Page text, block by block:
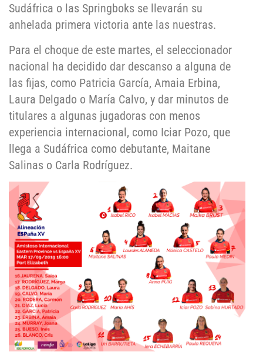
Sudáfrica o las Springboks se llevarán su
anhelada primera victoria ante las nuestras.
Para el choque de este martes, el seleccionador
nacional ha decidido dar descanso a alguna de
las fijas, como Patricia García, Amaia Erbina,
Laura Delgado o María Calvo, y dar minutos de
titulares a algunas jugadoras con menos
experiencia internacional, como Iciar Pozo, que
llega a Sudáfrica como debutante, Maitane
Salinas o Carla Rodríguez.